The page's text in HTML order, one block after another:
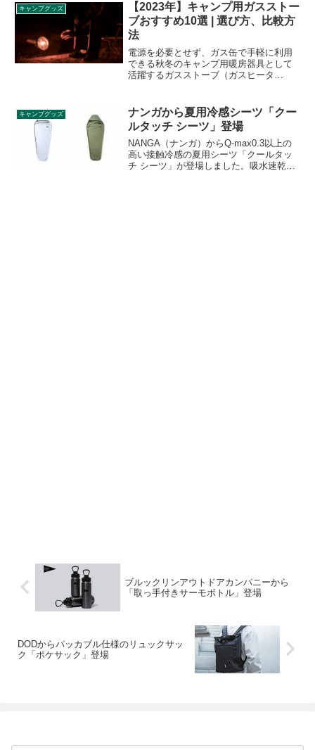
した蚊取り線香のスタンドで、スチール
製で程よい重厚感があり、蚊取り線香を
覆う安全な構造となっています。詳細を
レビューします。
キャンプグッズ
【2023年】キャンプ用ガスストー
ブおすすめ10選 | 選び方、比較方
法
電源を必要とせず、ガス缶で手軽に利用
できる秋冬のキャンプ用暖房器具として
活躍するガスストーブ（ガスヒータ
い、イワタニ、センゴクアラジン、
KOVEAなどメーカーごとの比較と共に、
おすすめの10製品をご紹介します。
キャンプグッズ
ナンガから夏用冷感シーツ「クー
ルタッチ シーツ」登場
NANGA（ナンガ）からQ-max0.3以上の
高い接触冷感の夏用シーツ「クールタッ
チ シーツ」が登場しました。吸水速乾性
ブルックリンアウトドアカンパニーから
「取っ手付きサーモボトル」登場
DODからパッカブル仕様のリュックサッ
ク「ポケサック」登場